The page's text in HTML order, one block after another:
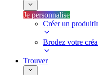
Je personnalise
Créer un produit
Brodez votre
Trouver